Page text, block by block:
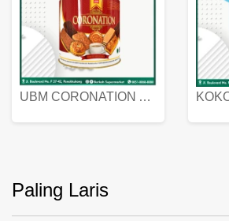
UBM CORONATION ASSORTED BISKUIT KALENG 450 GRAM
Paling Laris